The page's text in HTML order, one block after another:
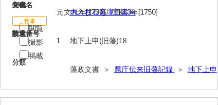
18
文書名
内入村石高境目書写
請求番号
地下上申(旧藩)18
分類
藩政文書 ＞ 県庁伝来旧藩記録 ＞ 地下上申
年代
元文元年[1736]、寛延3年[1750]
数量
1
閲覧
撮影
掲載